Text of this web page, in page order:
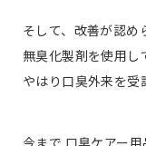
そして、改善が認め
無臭化製剤を使用し
やはり口臭外来を受